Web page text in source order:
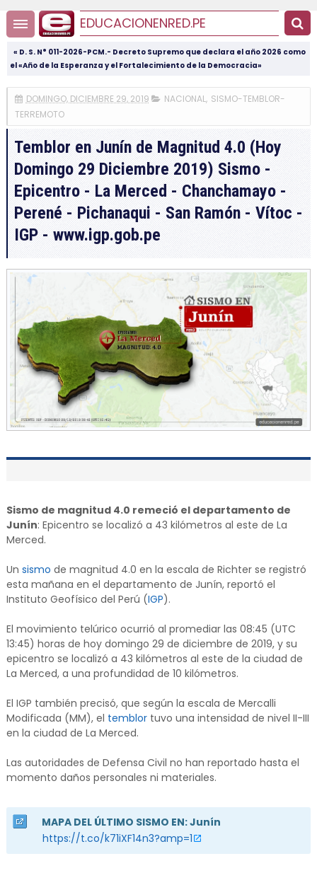
EDUCACIONENRED.PE
« D. S. N° 011-2026-PCM.- Decreto Supremo que declara el año 2026 como
el «Año de la Esperanza y el Fortalecimiento de la Democracia»
DOMINGO, DICIEMBRE 29, 2019 NACIONAL, SISMO-TEMBLOR-
TERREMOTO
Temblor en Junín de Magnitud 4.0 (Hoy
Domingo 29 Diciembre 2019) Sismo -
Epicentro - La Merced - Chanchamayo -
Perené - Pichanaqui - San Ramón - Vítoc -
IGP - www.igp.gob.pe
Sismo de magnitud 4.0 remeció el departamento de
Junín: Epicentro se localizó a 43 kilómetros al este de La
Merced.
Un sismo de magnitud 4.0 en la escala de Richter se registró
esta mañana en el departamento de Junín, reportó el
Instituto Geofísico del Perú (IGP).
El movimiento telúrico ocurrió al promediar las 08:45 (UTC
13:45) horas de hoy domingo 29 de diciembre de 2019, y su
epicentro se localizó a 43 kilómetros al este de la ciudad de
La Merced, a una profundidad de 10 kilómetros.
El IGP también precisó, que según la escala de Mercalli
Modificada (MM), el temblortuvo una intensidad de nivel II-III
en la ciudad de La Merced.
Las autoridades de Defensa Civil no han reportado hasta el
momento daños personales ni materiales.
MAPA DEL ÚLTIMO SISMO EN: Junín
https://t.co/k71iXF14n3?amp=1